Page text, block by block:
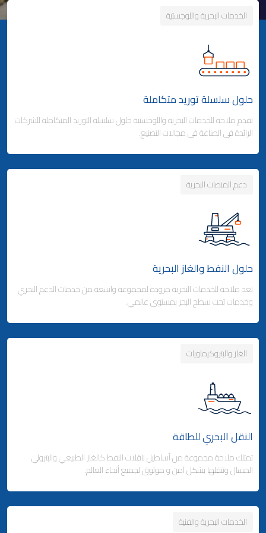
الخدمات البحرية واللوجستية
حلول سلسلة توريد متكاملة
تقدم ملاحة للخدمات البحرية واللوجستية حلول سلسلة التوريد المتكاملة للشركات
الرائدة في الصناعة في مجالات التصنيع.
حلول سلسلة توريد متكاملة
شحن الحاويات
- خدمات الخطوط الملاحية المنتظمة
- خدمات الخطوط الفرعية
وكالة شحن البضائع
- التخليص الجمركي والتوزيع
- التخليص الجمركي والتوزيع
Business Area Links (Right)
التخزين والتوزيع
- مدينة ملاحة اللوجستية - قطر
- المنطقة الحرة بجبل علي (دولة الإمارات)
دعم المنصات البحرية
حلول النفط والغاز البحرية
تعد ملاحة للخدمات البحرية مزودة لمجموعة واسعة من خدمات الدعم البحري
وخدمات تحت سطح البحر بمستوى عالمي.
Business Area Links (Left)
الخدمات البحرية
الخدمات البحرية
الغاز والبتروكيماويات
النقل البحري للطاقة
تمتلك ملاحة مجموعة من أساطيل ناقلات النفط كالغاز الطبيعي والبترولي
المسال وتنقلها بشكل آمن و موثوق لجميع أنحاء العالم.
الخدمات البحرية والفنية